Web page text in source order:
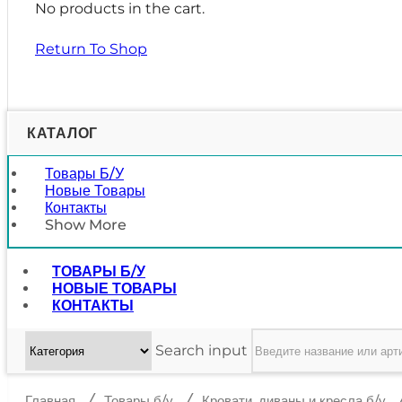
No products in the cart.
Return To Shop
КАТАЛОГ
Товары Б/у
Новые Товары
Контакты
Show More
ТОВАРЫ Б/У
НОВЫЕ ТОВАРЫ
КОНТАКТЫ
Search input